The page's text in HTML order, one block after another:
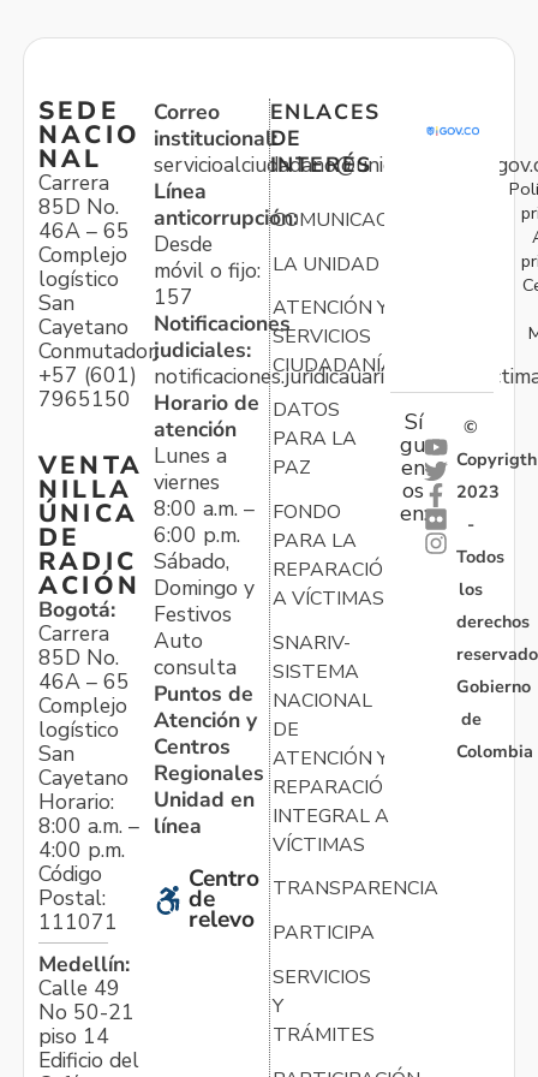
SEDE
NACIO
NAL
Carrera
85D No.
46A – 65
Complejo
logístico
San
Cayetano
Conmutador:
+57 (601)
7965150
VENTA
NILLA
ÚNICA
DE
RADIC
ACIÓN
Bogotá:
Carrera
85D No.
46A – 65
Complejo
logístico
San
Cayetano
Horario:
8:00 a.m. –
4:00 p.m.
Código
Postal:
111071
Medellín:
Calle 49
No 50-21
piso 14
Edificio del
Correo
institucional:
Línea
anticorrupción:
Desde
móvil o fijo:
157
Notificaciones
judiciales:
Horario de
atención
Lunes a
viernes
8:00 a.m. –
6:00 p.m.
Sábado,
Domingo y
Festivos
Auto
consulta
Puntos de
Atención y
Centros
Regionales
Unidad en
línea
Centro
de
relevo
ENLACES
DE
INTERÉS
COMUNICACIONES
LA UNIDAD
ATENCIÓN Y
SERVICIOS
CIUDADANÍA
DATOS
PARA LA
PAZ
FONDO
PARA LA
REPARACIÓN
A VÍCTIMAS
SNARIV-
SISTEMA
NACIONAL
DE
ATENCIÓN Y
REPARACIÓN
INTEGRAL A
VÍCTIMAS
TRANSPARENCIA
PARTICIPA
SERVICIOS
Y
TRÁMITES
Sí
gu
en
os
en:
©
Copyrigth
2023
-
Todos
los
derechos
Gobierno
de
Colombia